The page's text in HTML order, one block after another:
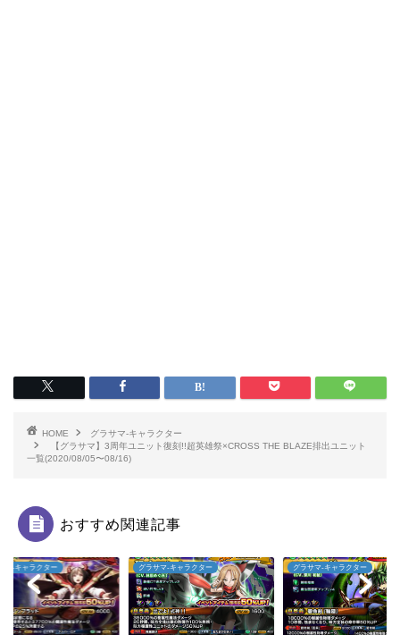
HOME
グラサマ-キャラクター
【グラサマ】3周年ユニット復刻!!超英雄祭×CROSS THE BLAZE排出ユニット
一覧(2020/08/05〜08/16)
おすすめ関連記事
マ-キャラクター グラサマ-キャラクター グラサマ-キャラクター